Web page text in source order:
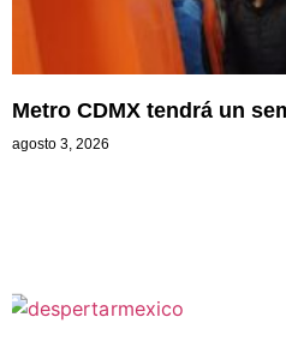
Metro CDMX tendrá un
agosto 3, 2026